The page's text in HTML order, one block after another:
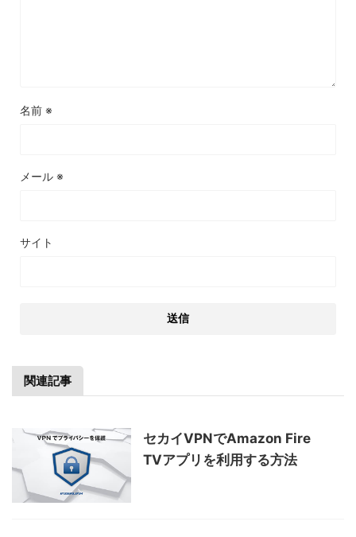
名前 ※
メール ※
サイト
関連記事
セカイVPNでAmazon Fire
TVアプリを利用する方法